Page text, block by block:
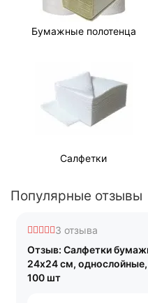
Бумажные полотенца
Салфетки
Популярные отзывы
3 отзыва
Отзыв: Салфетки
24x24 см, однослойные,
100 шт